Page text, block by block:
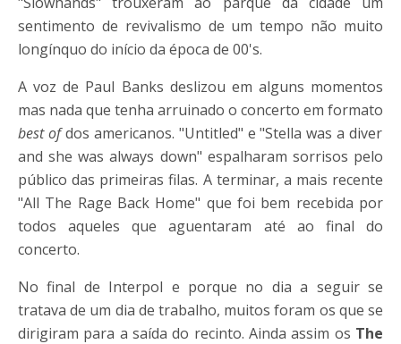
sentimento de revivalismo de um tempo não muito
longínquo do início da época de 00's.
A voz de Paul Banks deslizou em alguns momentos
mas nada que tenha arruinado o concerto em formato
best ofdos americanos. "Untitled" e "Stella was a diver
and she was always down" espalharam sorrisos pelo
público das primeiras filas. A terminar, a mais recente
"All The Rage Back Home" que foi bem recebida por
todos aqueles que aguentaram até ao final do
concerto.
No final de Interpol e porque no dia a seguir se
tratava de um dia de trabalho, muitos foram os que se
dirigiram para a saída do recinto. Ainda assim os The